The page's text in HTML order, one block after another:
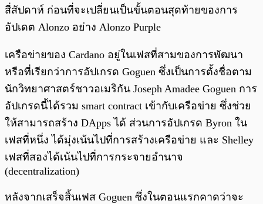
สี่สัปดาห์ ก่อนที่จะเปลี่ยนเป็นขั้นตอนสุดท้ายของการ
อัปเดต Alonzo อย่าง Alonzo Purple
เครือข่ายของ Cardano อยู่ในเฟสที่สามของการพัฒนา
หรือที่เรียกว่าการอัปเกรด Goguen ซึ่งเป็นการตั้งชื่อตาม
นักวิทยาศาสตร์ชาวอเมริกัน Joseph Amadee Goguen การ
อัปเกรดนี้ได้รวม smart contract เข้ากับเครือข่าย ซึ่งช่วย
ให้สามารถสร้าง DApps ได้ ส่วนการอัปเกรด Byron ใน
เฟสที่หนึ่ง ได้มุ่งเน้นไปที่การสร้างเครือข่าย และ Shelley
เฟสที่สองได้เน้นไปที่การกระจายอำนาจ
(decentralization)
หลังจากเสร็จสิ้นเฟส Goguen ซึ่งในตอนแรกคาดว่าจะ